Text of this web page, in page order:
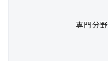
専門分野